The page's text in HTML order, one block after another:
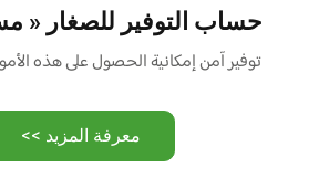
توفير آمن إمكانية الحصول على هذه
معرفة المزيد >>